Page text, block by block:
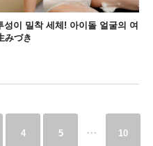
이 밀착 세체! 아이돌 얼굴의 여
みづき
4 5 ... 10